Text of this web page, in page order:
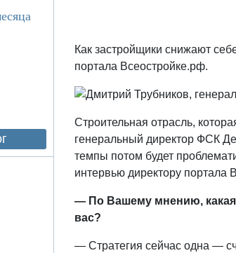
Как застройщики снижают
портала Всеостройке.рф.
Строительная отрасль,
генеральный директор ФСК
темпы потом будет
интервью директору
— По Вашему мнению, какая
вас?
— Стратегия сейчас одна —